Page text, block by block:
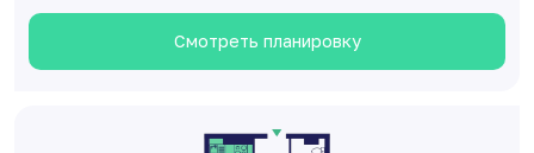
Смотреть планировку